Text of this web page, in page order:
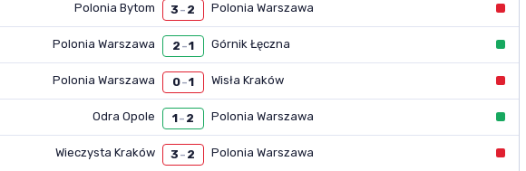
Polonia Bytom 3 – 2 Polonia Warszawa
Polonia Warszawa 2 –1 Górnik Łęczna
Polonia Warszawa 0–1 Wisła Kraków
Odra Opole 1– 2 Polonia Warszawa
Wieczysta Kraków 3 – 2 Polonia Warszawa